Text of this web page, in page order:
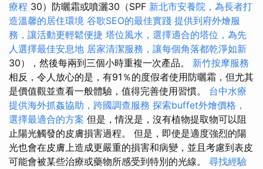
療程 30）防曬霜或噴灑30（SPF 新北市安養院，為長者打
造溫馨的居住環境 谷歌SEO的最佳實踐 提供到府外燴服
務，讓活動更輕鬆便捷 塔位風水，選擇適合的塔位，為先
人選擇最佳安息地 居家清潔服務，讓每個角落都乾淨如新
30），然後每兩到三個小時重複一次產品。 新竹按摩服務
相反，令人放心的是，有91％的度假者使用防曬霜，但尤其
是價值觀並查看一般體驗，值得完善使用習慣。 台中水療
提供海外抓姦協助，跨國調查服務 探索buffet外燴價格，
選擇最適合的方案 但是，情況是，沒有植物提取物可以阻
止陽光觸發的皮膚損害過程。 但是，即使是適度強烈的陽
光也會在皮膚上造成更嚴重的損害和病變，並且考慮到表皮
可能會被某些治療或藥物所感受到特別的光線。 尋找經驗